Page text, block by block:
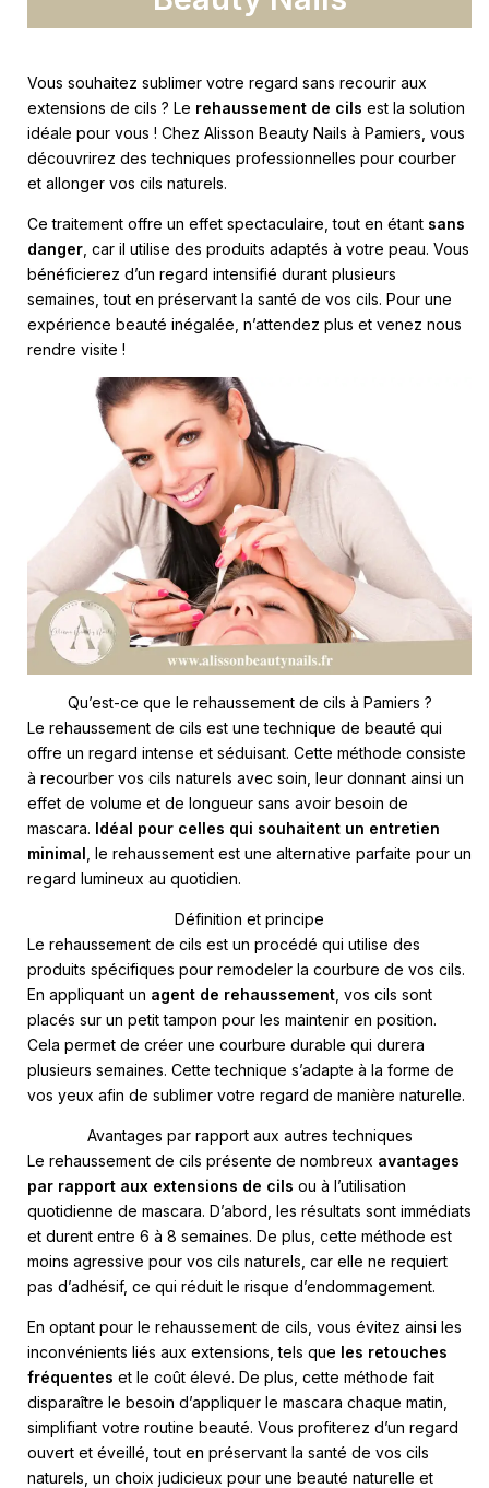
Vous souhaitez sublimer votre regard sans recourir aux
extensions de cils ? Le rehaussement de cils est la solution
idéale pour vous ! Chez Alisson Beauty Nails à Pamiers, vous
découvrirez des techniques professionnelles pour courber
et allonger vos cils naturels.
Ce traitement offre un effet spectaculaire, tout en étant sans
danger , car il utilise des produits adaptés à votre peau. Vous
bénéficierez d’un regard intensifié durant plusieurs
semaines, tout en préservant la santé de vos cils. Pour une
expérience beauté inégalée, n’attendez plus et venez nous
rendre visite !
Qu’est-ce que le rehaussement de cils à Pamiers ?
Le rehaussement de cils est une technique de beauté qui
offre un regard intense et séduisant. Cette méthode consiste
à recourber vos cils naturels avec soin, leur donnant ainsi un
effet de volume et de longueur sans avoir besoin de
mascara. Idéal pour celles qui souhaitent un entretien
minimal , le rehaussement est une alternative parfaite pour un
regard lumineux au quotidien.
Définition et principe
Le rehaussement de cils est un procédé qui utilise des
produits spécifiques pour remodeler la courbure de vos cils.
En appliquant un agent de rehaussement , vos cils sont
placés sur un petit tampon pour les maintenir en position.
Cela permet de créer une courbure durable qui durera
plusieurs semaines. Cette technique s’adapte à la forme de
vos yeux afin de sublimer votre regard de manière naturelle.
Avantages par rapport aux autres techniques
Le rehaussement de cils présente de nombreux avantages
par rapport aux extensions de cils ou à l’utilisation
quotidienne de mascara. D’abord, les résultats sont immédiats
et durent entre 6 à 8 semaines. De plus, cette méthode est
moins agressive pour vos cils naturels, car elle ne requiert
pas d’adhésif, ce qui réduit le risque d’endommagement.
En optant pour le rehaussement de cils, vous évitez ainsi les
inconvénients liés aux extensions, tels que les retouches
fréquentes et le coût élevé. De plus, cette méthode fait
disparaître le besoin d’appliquer le mascara chaque matin,
simplifiant votre routine beauté. Vous profiterez d’un regard
ouvert et éveillé, tout en préservant la santé de vos cils
naturels, un choix judicieux pour une beauté naturelle et